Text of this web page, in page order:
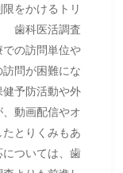
をかけるトリ
歯科医活調査
の訪問単位や
問が困難にな
予防活動や外
動画配信やオ
とりくみもあ
ついては、歯